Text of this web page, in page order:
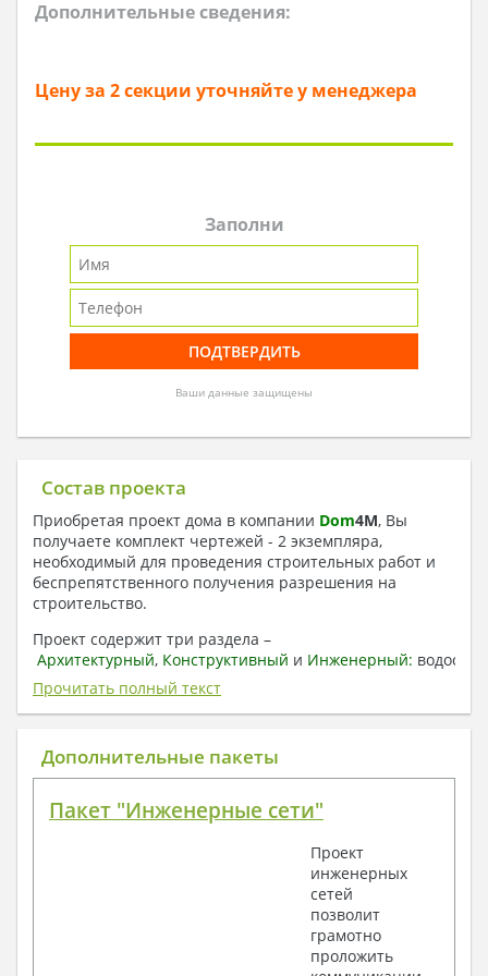
Дополнительные сведения:
Цену за 2 секции уточняйте у менеджера
Заполни
Ваши данные защищены
Состав проекта
Приобретая проект дома в компании Dom4M, Вы
получаете комплект чертежей - 2 экземпляра,
необходимый для проведения строительных работ и
беспрепятственного получения разрешения на
строительство.
Проект содержит три раздела –
Архитектурный, Конструктивный и Инженерный:
отопление, вентиляция, канализация,
электроснабжение (приобретается за дополнительную
плату) + Пояснительная записка.
1. Архитектурный раздел:
План координационных осей
Поэтажные маркировочные планы с
Разрезы и состав конструкций
Фасады с ведомостью внешних отделок
Элементы проемов – спецификация
Прочитать полный текст
Дополнительные пакеты
Пакет "Инженерные сети"
Проект
инженерных
сетей
позволит
грамотно
проложить